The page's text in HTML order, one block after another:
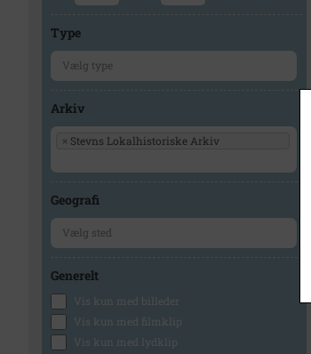
Type
Arkiv
× Stevns Lokalhistoriske Arkiv
Geografi
Generelt
Vis kun med billeder
Vis kun med filmklip
Vis kun med lydklip